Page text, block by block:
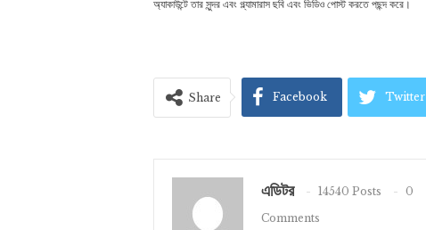
অ্যাকাউন্টে তার সুন্দর এবং গ্ল্যামারাস ছবি এবং ভিডিও পোস্ট করতে পছন্দ করে।
Share Facebook Twitter
এডিটর 14540 Posts
0
Comments